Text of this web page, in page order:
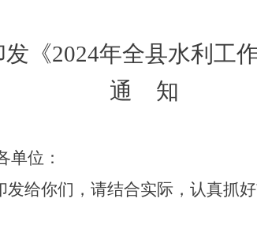
发《2024年全县水利工
通
知
单位：
给你们，请结合实际，认真抓好